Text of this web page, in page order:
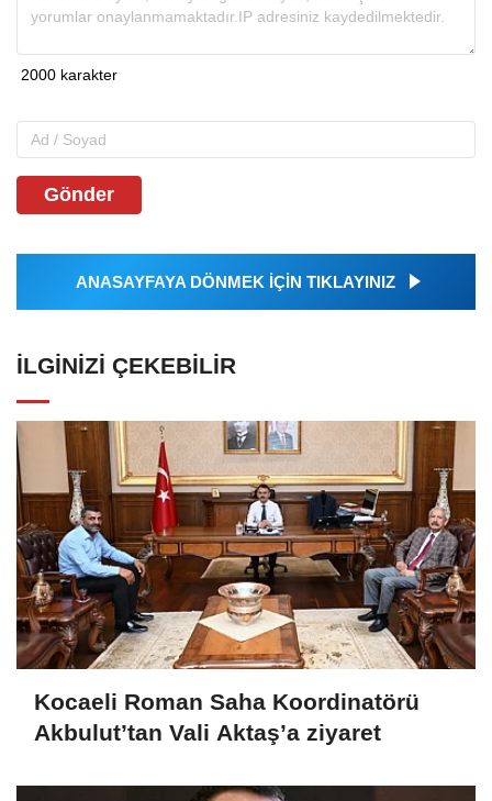
Gönder
ANASAYFAYA DÖNMEK İÇİN TIKLAYINIZ
İLGINIZI ÇEKEBILIR
Kocaeli Roman Saha Koordinatörü
Akbulut’tan Vali Aktaş’a ziyaret